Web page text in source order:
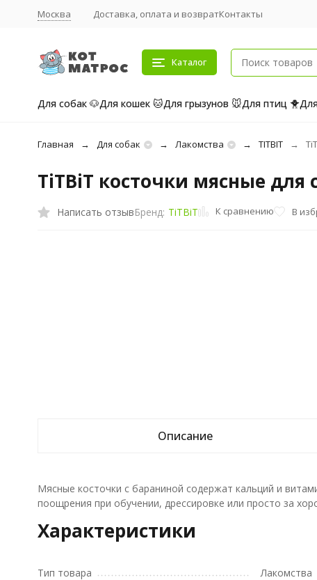
Москва Доставка, оплата и возвратКонтакты
Каталог
Для собак 🐶Для кошек 🐱Для грызунов 🐭Для птиц 🐥
Главная Для собак Лакомства TITBIT
TiTBiT косточки мясные для
Написать отзывБренд: TiTBiT К сравнению В
Описание
Мясные косточки с бараниной содержат кальций и
поощрения при обучении, дрессировке или просто за
Характеристики
Тип товара
Лакомства